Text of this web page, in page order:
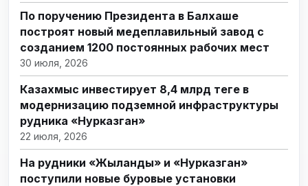
По поручению Президента в Балхаше
построят новый медеплавильный завод с
созданием 1200 постоянных рабочих мест
30 июля, 2026
Казахмыс инвестирует 8,4 млрд теңге в
модернизацию подземной инфраструктуры
рудника «Нурказган»
22 июля, 2026
На рудники «Жыланды» и «Нурказган»
поступили новые буровые установки